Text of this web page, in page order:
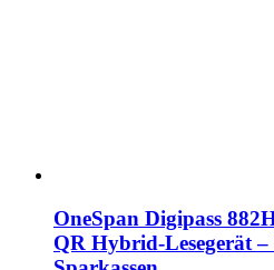
OneSpan Digipass
QR Hybrid-Lesegerät